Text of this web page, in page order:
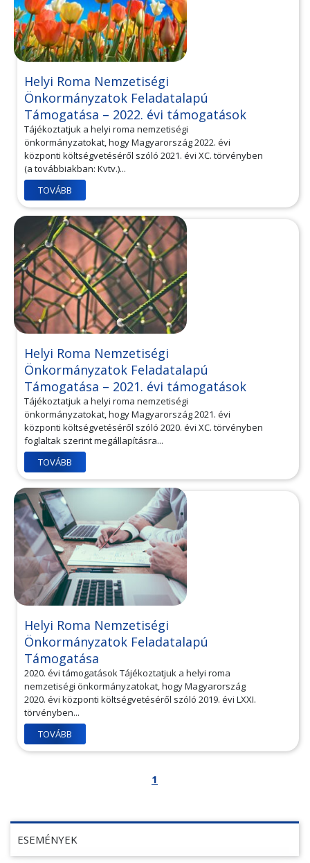
ESEMÉNYEK
Helyi Roma Nemzetiségi
Önkormányzatok Feladatalapú
Támogatása – 2022. évi támogatások
Tájékoztatjuk a helyi roma nemzetiségi
önkormányzatokat, hogy Magyarország 2022. évi
központi költségvetéséről szóló 2021. évi XC. törvényben
(a továbbiakban: Kvtv.)...
TOVÁBB
Helyi Roma Nemzetiségi
Önkormányzatok Feladatalapú
Támogatása – 2021. évi támogatások
Tájékoztatjuk a helyi roma nemzetiségi
önkormányzatokat, hogy Magyarország 2021. évi
központi költségvetéséről szóló 2020. évi XC. törvényben
foglaltak szerint megállapításra...
TOVÁBB
Helyi Roma Nemzetiségi
Önkormányzatok Feladatalapú
Támogatása
2020. évi támogatások Tájékoztatjuk a helyi roma
nemzetiségi önkormányzatokat, hogy Magyarország
2020. évi központi költségvetéséről szóló 2019. évi LXXI.
törvényben...
TOVÁBB
1